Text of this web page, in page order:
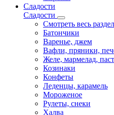
Сладости
Сладости
Смотреть весь раздел
Батончики
Варенье, джем
Вафли, пряники,
Желе, мармелад,
Козинаки
Конфеты
Леденцы, карамель
Мороженое
Рулеты, снеки
Халва